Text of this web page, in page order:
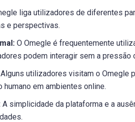
liga utilizadores de diferentes
e perspectivas.
O Omegle é frequentemente
podem interagir sem a pressão
Alguns utilizadores visitam o Omegle
em ambientes online.
A simplicidade da plataforma e a